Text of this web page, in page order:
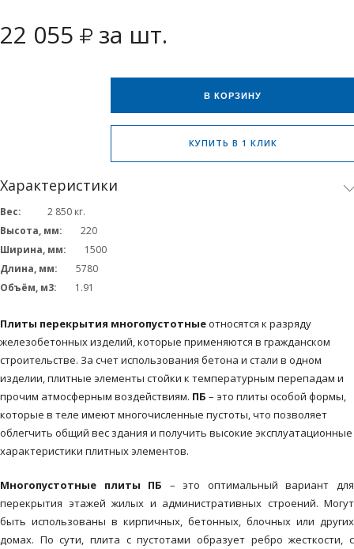
22 055
за шт.
В КОРЗИНУ
КУПИТЬ В 1 КЛИК
Характеристики
Вес: 2 850 кг.
Высота, мм:
220
Ширина, мм:
1500
Длина, мм:
5780
Объём, м3:
1.91
Плиты перекрытия многопустотныеотносятся к разряду
железобетонных изделий, которые применяются в гражданском
строительстве. За счет использования бетона и стали в одном
изделии, плитные элементы стойки к температурным перепадам и
прочим атмосферным воздействиям. ПБ – это плиты особой формы,
которые в теле имеют многочисленные пустоты, что позволяет
облегчить общий вес здания и получить высокие эксплуатационные
характеристики плитных элементов.
Многопустотные плиты ПБ – это оптимальный вариант для
перекрытия этажей жилых и административных строений. Могут
быть использованы в кирпичных, бетонных, блочных или других
домах. По сути, плита с пустотами образует ребро жесткости, с